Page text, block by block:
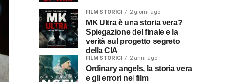
FILM STORICI 2 giorni ago
MK Ultra è una storia vera?
Spiegazione del finale e la
verità sul progetto segreto
della CIA
FILM STORICI 2 anni ago
Ordinary angels, la storia vera
e gli errori nel film